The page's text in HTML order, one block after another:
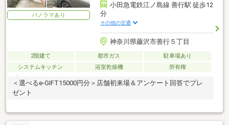
パノラマあり
小田急電鉄江ノ島線 善行駅 徒歩12
分
その他の交通
神奈川県藤沢市善行５丁目
2階建て 都市ガス
駐車場あり
システムキッチン
浴室乾燥機 所有権
＜選べるe-GIFT15000円分＞店舗初来場＆アンケート回答でプレ
ゼント